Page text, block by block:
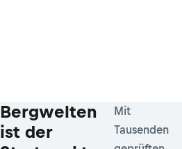
Bergwelten
ist der
Mit
Tausenden